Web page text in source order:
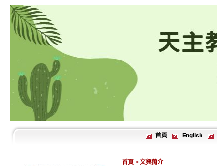
首頁 English
首頁 > 文興簡介